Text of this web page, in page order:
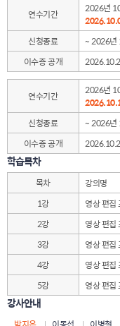
연수기간
2026년
신청종료
~ 2026년
이수증 공개
연수기간
2026년
신청종료
~ 2026년
이수증 공개
학습목차
목차
강의명
1강
영상 편집
2강
영상 편집
3강
영상 편집
4강
영상 편집
5강
영상 편집
강사안내